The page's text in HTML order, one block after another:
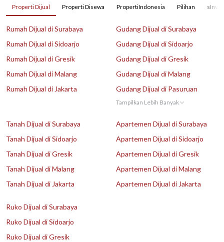
Properti Dijual Properti Disewa PropertiIndonesia Pilihan
Rumah Dijual di Surabaya
Rumah Dijual di Sidoarjo
Rumah Dijual di Gresik
Rumah Dijual di Malang
Rumah Dijual di Jakarta
Gudang Dijual di Surabaya
Gudang Dijual di Sidoarjo
Gudang Dijual di Gresik
Gudang Dijual di Malang
Gudang Dijual di Pasuruan
Tampilkan Lebih Banyak
Tanah Dijual di Surabaya
Tanah Dijual di Sidoarjo
Tanah Dijual di Gresik
Tanah Dijual di Malang
Tanah Dijual di Jakarta
Apartemen Dijual di Surabaya
Apartemen Dijual di Sidoarjo
Apartemen Dijual di Gresik
Apartemen Dijual di Malang
Apartemen Dijual di Jakarta
Ruko Dijual di Surabaya
Ruko Dijual di Sidoarjo
Ruko Dijual di Gresik